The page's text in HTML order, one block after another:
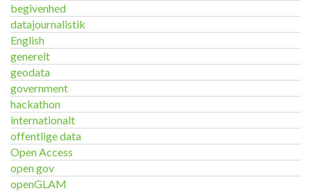
begivenhed
datajournalistik
English
generelt
geodata
government
hackathon
internationalt
offentlige data
Open Access
open gov
openGLAM